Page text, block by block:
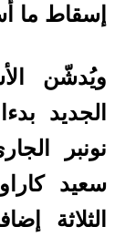
إسقاط ما
ويُدشّن
الجديد
نونبر
سعيد
الثلاثة